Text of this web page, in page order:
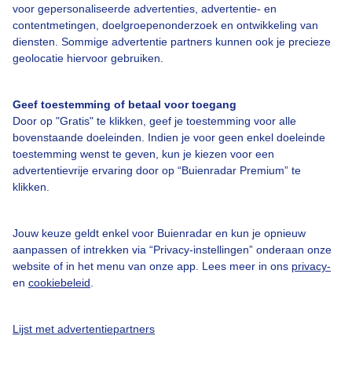
voor gepersonaliseerde advertenties, advertentie- en
contentmetingen, doelgroepenonderzoek en ontwikkeling van
diensten. Sommige advertentie partners kunnen ook je precieze
geolocatie hiervoor gebruiken.
Geef toestemming of betaal voor toegang
Door op "Gratis" te klikken, geef je toestemming voor alle
bovenstaande doeleinden. Indien je voor geen enkel doeleinde
toestemming wenst te geven, kun je kiezen voor een
advertentievrije ervaring door op “Buienradar Premium” te
klikken.
Jouw keuze geldt enkel voor Buienradar en kun je opnieuw
aanpassen of intrekken via “Privacy-instellingen” onderaan onze
website of in het menu van onze app. Lees meer in ons privacy-
en cookiebeleid
Lijst met advertentiepartners
Bedrijfsgegevens
Veelgestelde vragen
Contact
Gebruikersvoorwaarden
Adverteren
Buienradar Team
Privacy beleid
Privacy instellingen
Gratis weerdata
Buienradar